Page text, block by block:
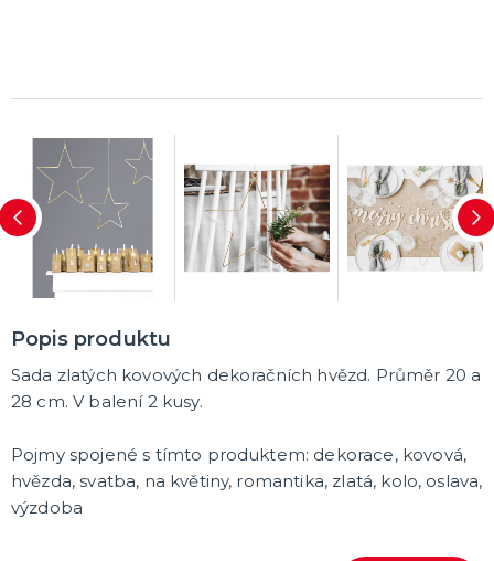
Popis produktu
Sada zlatých kovových dekoračních hvězd. Průměr 20 a
28 cm. V balení 2 kusy.
Pojmy spojené s tímto produktem: dekorace, kovová,
hvězda, svatba, na květiny, romantika, zlatá, kolo, oslava,
výzdoba